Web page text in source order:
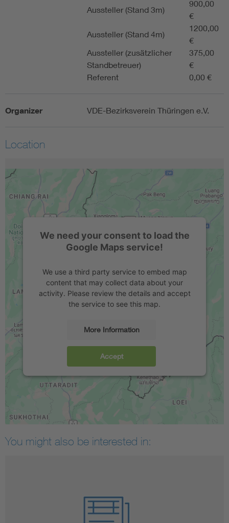
Aussteller (Stand 3m)
900,00
€
Aussteller (Stand 4m)
1200,00
€
Aussteller (zusätzlicher
Standbetreuer)
375,00
€
Referent
0,00 €
Organizer VDE-Bezirksverein Thüringen e.V.
Location
We need your consent to load the
Google Maps service!
We use a third party service to embed map
content that may collect data about your
activity. Please review the details and accept
the service to see this map.
More Information
Accept
You might also be interested in: